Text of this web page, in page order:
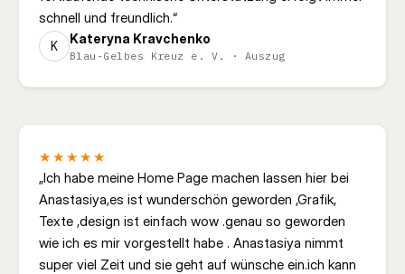
schnell und freundlich.“
K Kateryna Kravchenko
Blau-Gelbes Kreuz e. V. · Auszug
★★★★★
„Ich habe meine Home Page machen lassen hier bei
Anastasiya,es ist wunderschön geworden ,Grafik,
Texte ,design ist einfach wow .genau so geworden
wie ich es mir vorgestellt habe . Anastasiya nimmt
super viel Zeit und sie geht auf wünsche ein.ich kann